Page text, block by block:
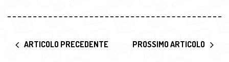
ARTICOLO PRECEDENTE PROSSIMO ARTICOLO